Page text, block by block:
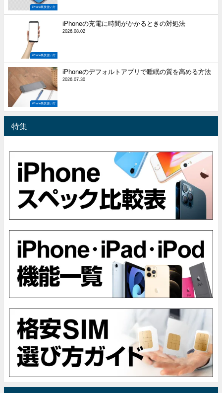
iPhone裏技使い方
iPhone裏技使い方
iPhoneの充電に時間がかかるときの対処法
2026.08.02
iPhone裏技使い方
iPhoneのデフォルトアプリで睡眠の質を高める方法
2026.07.30
特集